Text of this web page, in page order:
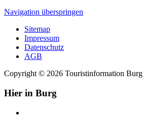
Navigation überspringen
Sitemap
Impressum
Datenschutz
AGB
Copyright © 2026 Touristinformation Burg
Hier in Burg